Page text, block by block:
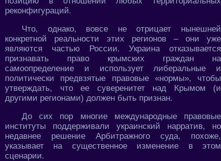
реконфигураций.
Что, однако, вовсе не отрицает нынешней
конкретной реальности этих регионов – они уже
являются частью России. Украина отказывается
признавать право крымских граждан на
самоопределение и использует либеральные и
политически предвзятые правовые «нормы», чтобы
утверждать, что ее суверенитет над Крымом (и
другими регионами) должен быть признан.
До сих пор многие международные правовые
институты поддерживали украинский нарратив, но
недавнее решение Арбитражного суда, похоже,
указывает на существенное изменение в этом
сценарии.